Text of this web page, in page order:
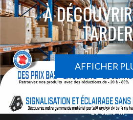
À
TARDER
AFFICHER
Le sans-fil